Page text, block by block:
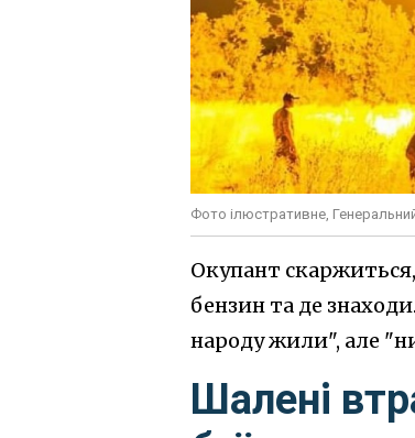
Фото ілюстративне,
Окупант
бензин та де
народу жили", але
Шалені